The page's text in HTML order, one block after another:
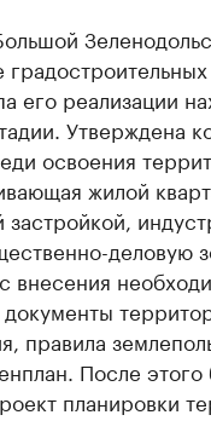
его реализации
Утверждена
освоения
жилой
деловую
внесения
правила
После этого
планировки